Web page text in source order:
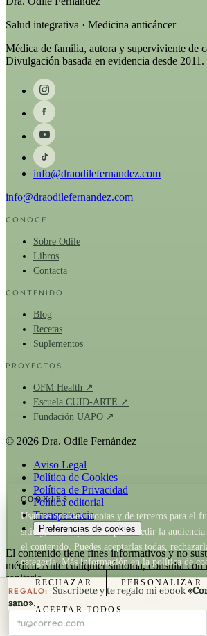
24 min
15 min
380 min
Salud integrativa · Medicina anticáncer
Médica de familia, autora y superviviente de
Divulgación basada en evidencia desde 2011.
info@draodilefernandez.com
info@draodilefernandez.com
CONOCE
Sobre Odile
Libros
Contacta
CONTENIDO
Blog
Recetas
Suplementos
PROYECTOS
OFM Health ↗
Escuela CUID-ARTE ↗
Fundación UAPO ↗
© 2026 Dra. Odile Fernández
Aviso Legal
Política de Cookies
Política de Privacidad
Política editorial
Transparencia
Preferencias de cookies
El contenido tiene fines informativos y no
médica. Ante cualquier síntoma, consulta con
sanitario.
La Dra. Odile Fernández es fundadora de
artículo recomienda un producto de OFM
consulta nuestrapolítica de transparencia
COOKIES
Usamos cookies propias y de terceros para el
sitio y, con tu permiso, para medir la
el contenido. Puedes aceptarlas todas,
categoría. Más información en lapolítica de
RECHAZAR PERSONALIZAR
ACEPTAR TODOS
REGALO: Suscríbete y te regalo mi ebook
sano».
Tu correo electrónico